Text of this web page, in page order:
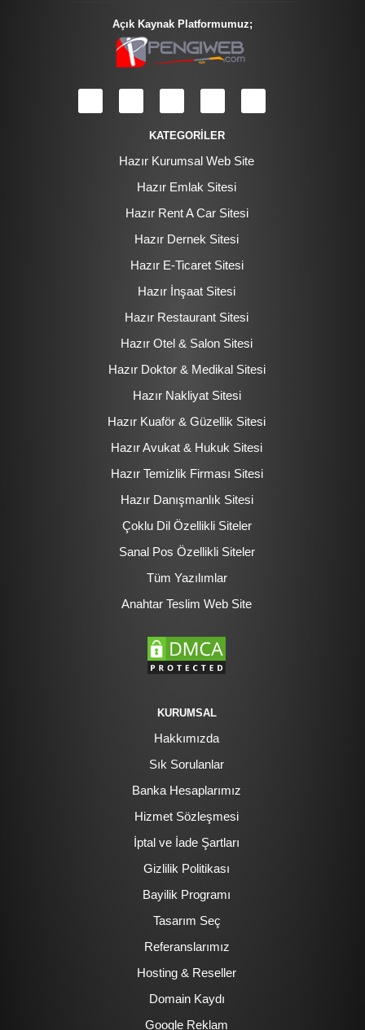
Açık Kaynak Platformumuz;
KATEGORİLER
Hazır Kurumsal Web Site
Hazır Emlak Sitesi
Hazır Rent A Car Sitesi
Hazır Dernek Sitesi
Hazır E-Ticaret Sitesi
Hazır İnşaat Sitesi
Hazır Restaurant Sitesi
Hazır Otel & Salon Sitesi
Hazır Doktor & Medikal Sitesi
Hazır Nakliyat Sitesi
Hazır Kuaför & Güzellik Sitesi
Hazır Avukat & Hukuk Sitesi
Hazır Temizlik Firması Sitesi
Hazır Danışmanlık Sitesi
Çoklu Dil Özellikli Siteler
Sanal Pos Özellikli Siteler
Tüm Yazılımlar
Anahtar Teslim Web Site
KURUMSAL
Hakkımızda
Sık Sorulanlar
Banka Hesaplarımız
Hizmet Sözleşmesi
İptal ve İade Şartları
Gizlilik Politikası
Bayilik Programı
Tasarım Seç
Referanslarımız
Hosting & Reseller
Domain Kaydı
Google Reklam